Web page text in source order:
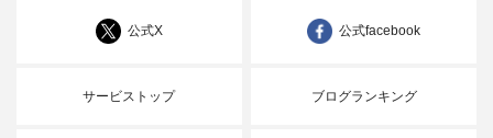
公式X 公式facebook
サービストップ ブログランキング